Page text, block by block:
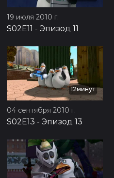
19 июля 2010 г.
S02E11 - Эпизод 11
12минут
04 сентября 2010 г.
S02E13 - Эпизод 13